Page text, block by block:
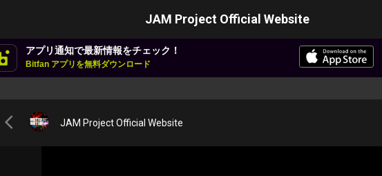
JAM Project Official Website
アプリ通知で最新情報をチェック！
Bitfan アプリを無料ダウンロード
JAM Project Official Website